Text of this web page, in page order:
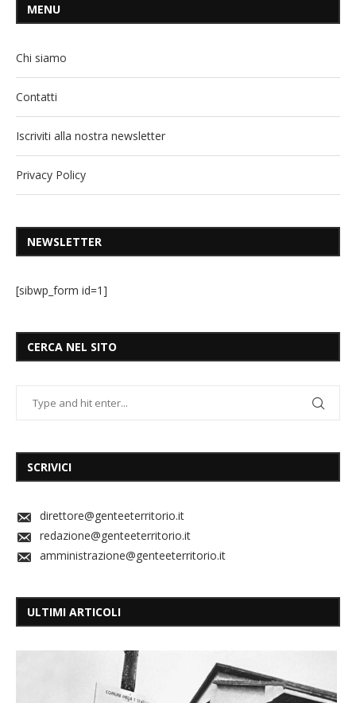
MENU
Chi siamo
Contatti
Iscriviti alla nostra newsletter
Privacy Policy
NEWSLETTER
[sibwp_form id=1]
CERCA NEL SITO
SCRIVICI
direttore@genteeterritorio.it
redazione@genteeterritorio.it
amministrazione@genteeterritorio.it
ULTIMI ARTICOLI